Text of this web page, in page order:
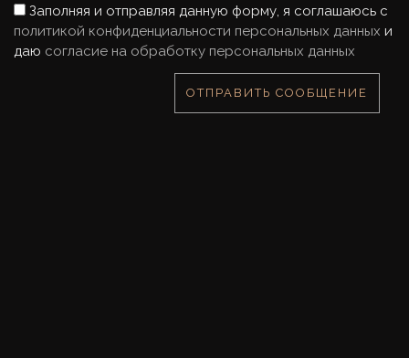
Заполняя и отправляя данную форму, я соглашаюсь с
политикой конфиденциальности персональных данных и
даю согласие на обработку персональных данных